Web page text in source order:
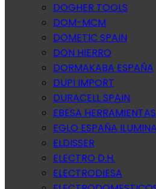
DOGHER TOOLS
DOM-MCM
DOMETIC SPAIN
DON HIERRO
DORMAKABA ESPAÑA
DUPI IMPORT
DURACELL SPAIN
EBESA
EGLO ESPAÑA
ELDISSER
ELECTRO D.H.
ELECTRODIESA